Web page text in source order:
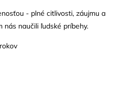
- plné citlivosti, záujmu a
nás naučili ľudské príbehy.